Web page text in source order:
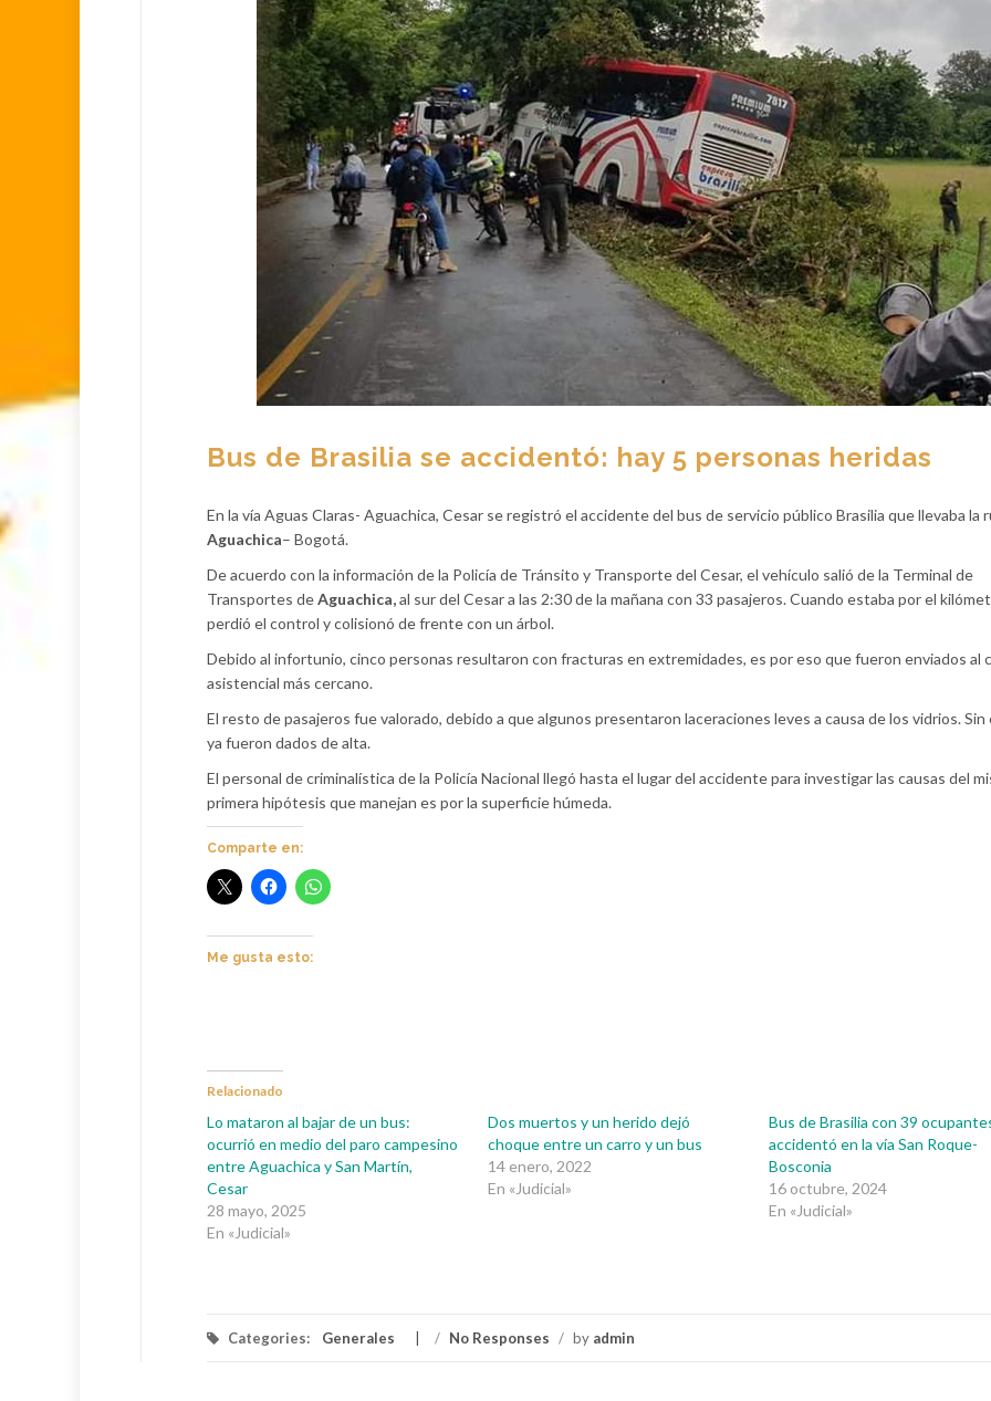
Bus de Brasilia se accidentó: hay 5 personas heridas
En la vía Aguas Claras- Aguachica, Cesar se registró el accidente del bus de servicio público Brasilia que llevaba la
Aguachica– Bogotá.
De acuerdo con la información de la Policía de Tránsito y Transporte del Cesar, el vehículo salió de la Terminal de
Transportes deAguachica,al sur del Cesar a las 2:30 de la mañana con 33 pasajeros. Cuando estaba por el
perdió el control y colisionó de frente con un árbol.
Debido al infortunio, cinco personas resultaron con fracturas en extremidades, es por eso que fueron enviados al
asistencial más cercano.
El resto de pasajeros fue valorado, debido a que algunos presentaron laceraciones leves a causa de los vidrios. Sin
ya fueron dados de alta.
El personal de criminalística de la Policía Nacional llegó hasta el lugar del accidente para investigar las causas del
primera hipótesis que manejan es por la superficie húmeda.
Comparte en:
Me gusta esto:
Relacionado
Lo mataron al bajar de un bus:
ocurrió en medio del paro campesino
entre Aguachica y San Martín,
Cesar
28 mayo, 2025
En «Judicial»
Dos muertos y un herido dejó
choque entre un carro y un bus
14 enero, 2022
En «Judicial»
Bus de Brasilia con 39
accidentó en la vía San Roque-
Bosconia
16 octubre, 2024
En «Judicial»
Categories: Generales / No Responses / by admin